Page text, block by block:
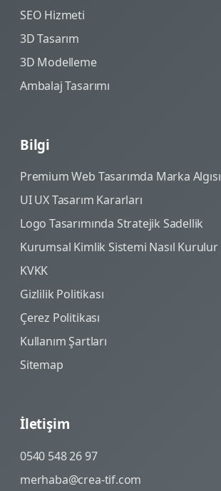
SEO Hizmeti
3D Tasarım
3D Modelleme
Ambalaj Tasarımı
Bilgi
Premium Web Tasarımda Marka Algısı
UI UX Tasarım Kararları
Logo Tasarımında Stratejik Sadellik
Kurumsal Kimlik Sistemi Nasıl Kurulur
KVKK
Gizlilik Politikası
Çerez Politikası
Kullanım Şartları
Sitemap
İletişim
0540 548 26 97
merhaba@crea-tif.com